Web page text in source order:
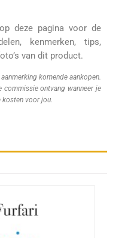
deze pagina voor de
kenmerken, tips,
van dit product.
komende aankopen.
ontvang wanneer je
voor jou.